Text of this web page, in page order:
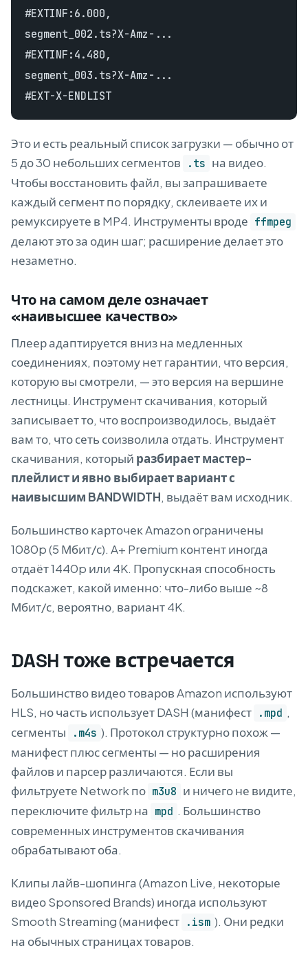
#EXTINF:6.000,
segment_002.ts?X-Amz-...
#EXTINF:4.480,
segment_003.ts?X-Amz-...
Это и есть реальный список загрузки — обычно от
5 до 30 небольших сегментов
.ts на видео.
Чтобы восстановить файл, вы запрашиваете
каждый сегмент по порядку, склеиваете их и
ремуксируете в MP4. Инструменты вроде ffmpeg
делают это за один шаг; расширение делает это
незаметно.
Что на самом деле означает
«наивысшее качество»
Плеер адаптируется вниз на медленных
соединениях, поэтому нет гарантии, что версия,
которую вы смотрели, — это версия на вершине
лестницы. Инструмент скачивания, который
записывает то, что воспроизводилось, выдаёт
вам то, что сеть соизволила отдать. Инструмент
скачивания, который разбирает мастер-
плейлист и явно выбирает вариант с
наивысшим BANDWIDTH, выдаёт вам исходник.
Большинство карточек Amazon ограничены
1080p (5 Мбит/с). A+ Premium контент иногда
отдаёт 1440p или 4K. Пропускная способность
подскажет, какой именно: что-либо выше ~8
Мбит/с, вероятно, вариант 4K.
DASH тоже встречается
Большинство видео товаров Amazon используют
HLS, но часть использует DASH (манифест .mpd ,
сегменты
.m4s ). Протокол структурно похож —
манифест плюс сегменты — но расширения
файлов и парсер различаются. Если вы
фильтруете Network по m3u8 и ничего не видите,
переключите фильтр на mpd . Большинство
современных инструментов скачивания
обрабатывают оба.
Клипы лайв-шопинга (Amazon Live, некоторые
видео Sponsored Brands) иногда используют
Smooth Streaming (манифест .ism ). Они редки
на обычных страницах товаров.